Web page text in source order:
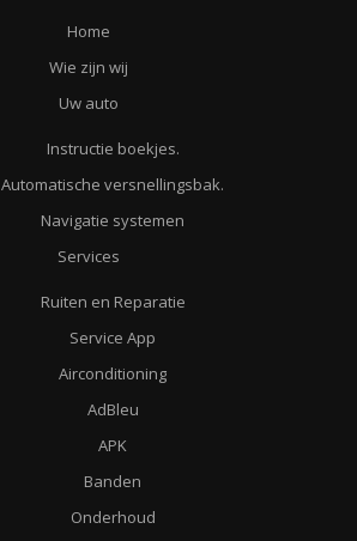
Home
Wie zijn wij
Uw auto
Instructie boekjes.
Automatische versnellingsbak.
Navigatie systemen
Services
Ruiten en Reparatie
Service App
Airconditioning
AdBleu
APK
Banden
Onderhoud